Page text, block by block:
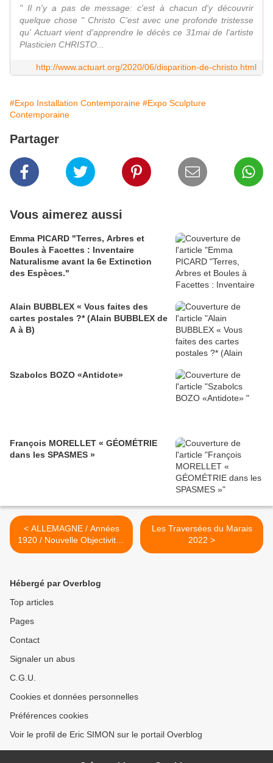
" Il n'y a pas de message: c'est à chacun d'y découvrir
quelque chose " Christo C'est avec une profonde tristesse
qu' Actuart vient d'apprendre le décès ce 31mai de l'artiste
Plasticien CHRISTO...
http://www.actuart.org/2020/06/disparition-de-christo.html
#Expo Installation Contemporaine #Expo Sculpture
Contemporaine
Partager
Vous aimerez aussi
Emma PICARD "Terres, Arbres et
Boules à Facettes : Inventaire
Naturalisme avant la 6e Extinction
des Espèces."
Alain BUBBLEX « Vous faites des
cartes postales ?* (Alain BUBBLEX de
A à B)
Szabolcs BOZO «Antidote»
François MORELLET « GÉOMÉTRIE
dans les SPASMES »
< ALLEMAGNE / Années
1920 / Nouvelle Objectivité /
August SANDER
Les Traversées du Marais
2022 >
Hébergé par Overblog
Top articles
Pages
Contact
Signaler un abus
C.G.U.
Cookies et données personnelles
Préférences cookies
Voir le profil de Eric SIMON sur le portail Overblog